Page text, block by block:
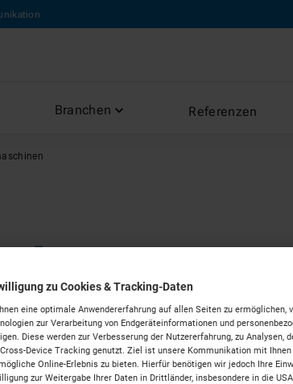
Branchen Referenzen
zu Cookies & Tracking-Daten
eine optimale Anwendererfahrung auf allen Seiten zu ermöglichen,
zur Verarbeitung von Endgeräteinformationen und
Diese werden zur Verbesserung der Nutzererfahrung, zu Analysen,
Device Tracking genutzt. Ziel ist unsere Kommunikation mit Ihnen
Online-Erlebnis zu bieten. Hierfür benötigen wir jedoch Ihre
zur Weitergabe Ihrer Daten in Drittländer, insbesondere in die